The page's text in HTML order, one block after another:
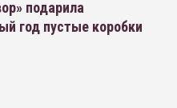
подарила
год пустые коробки